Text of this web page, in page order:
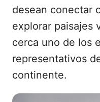
desean conectar
explorar paisajes
cerca uno de los
representativos
continente.